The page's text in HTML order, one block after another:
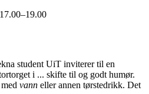
student UiT inviterer til en
i ... skifte til og godt humør.
vann eller annen tørstedrikk. Det